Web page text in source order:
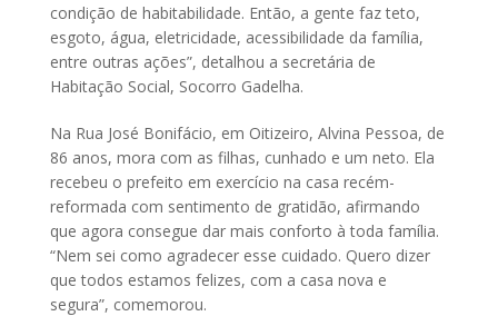
condição de habitabilidade. Então, a gente faz teto,
esgoto, água, eletricidade, acessibilidade da família,
entre outras ações”, detalhou a secretária de
Habitação Social, Socorro Gadelha.
Na Rua José Bonifácio, em Oitizeiro, Alvina Pessoa, de
86 anos, mora com as filhas, cunhado e um neto. Ela
recebeu o prefeito em exercício na casa recém-
reformada com sentimento de gratidão, afirmando
que agora consegue dar mais conforto à toda família.
“Nem sei como agradecer esse cuidado. Quero dizer
que todos estamos felizes, com a casa nova e
segura”, comemorou.